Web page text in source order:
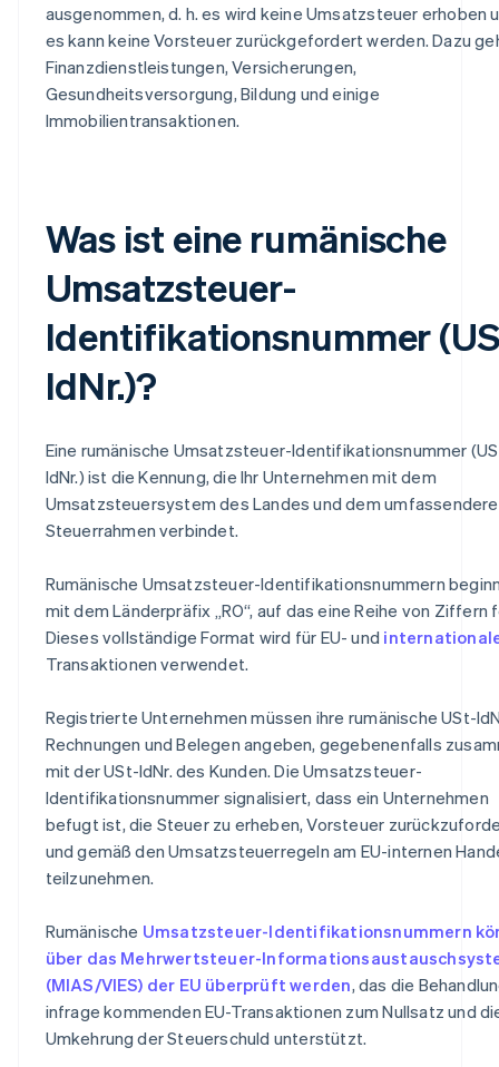
ausgenommen, d. h. es wird keine Umsatzsteuer erhoben
es kann keine Vorsteuer zurückgefordert werden. Dazu
Finanzdienstleistungen, Versicherungen,
Gesundheitsversorgung, Bildung und einige
Immobilientransaktionen.
Was ist eine rumänische
Umsatzsteuer-
Identifikationsnummer
IdNr.)?
Eine rumänische Umsatzsteuer-Identifikationsnummer
IdNr.) ist die Kennung, die Ihr Unternehmen mit dem
Umsatzsteuersystem des Landes und dem
Steuerrahmen verbindet.
Rumänische Umsatzsteuer-Identifikationsnummern
mit dem Länderpräfix „RO“, auf das eine Reihe von Ziffern
Dieses vollständige Format wird für EU- und
Transaktionen verwendet.
Registrierte Unternehmen müssen ihre rumänische USt-
Rechnungen und Belegen angeben, gegebenenfalls
mit der USt-IdNr. des Kunden. Die Umsatzsteuer-
Identifikationsnummer signalisiert, dass ein Unternehmen
befugt ist, die Steuer zu erheben, Vorsteuer
und gemäß den Umsatzsteuerregeln am EU-internen
teilzunehmen.
Rumänische Umsatzsteuer-Identifikationsnummern
über das Mehrwertsteuer-
(MIAS/VIES) der EU überprüft werden, das die
infrage kommenden EU-Transaktionen zum Nullsatz und
Umkehrung der Steuerschuld unterstützt.